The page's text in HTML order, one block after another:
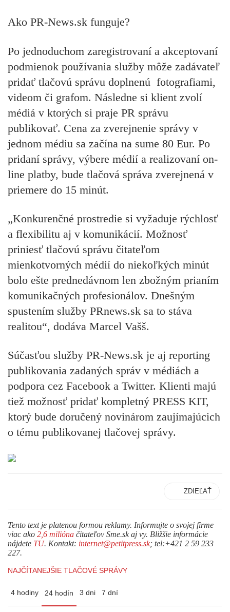
Ako PR-News.sk funguje?
Po jednoduchom zaregistrovaní a akceptovaní
podmienok používania služby môže zadávateľ
pridať tlačovú správu doplnenú fotografiami,
videom či grafom. Následne si klient zvolí
médiá v ktorých si praje PR správu
publikovať. Cena za zverejnenie správy v
jednom médiu sa začína na sume 80 Eur. Po
pridaní správy, výbere médií a realizovaní on-
line platby, bude tlačová správa zverejnená v
priemere do 15 minút.
„Konkurenčné prostredie si vyžaduje rýchlosť
a flexibilitu aj v komunikácií. Možnosť
priniesť tlačovú správu čitateľom
mienkotvorných médií do niekoľkých minút
bolo ešte prednedávnom len zbožným prianím
komunikačných profesionálov. Dnešným
spustením služby PRnews.sk sa to stáva
realitou“, dodáva Marcel Vašš.
Súčasťou služby PR-News.sk je aj reporting
publikovania zadaných správ v médiách a
podpora cez Facebook a Twitter. Klienti majú
tiež možnosť pridať kompletný PRESS KIT,
ktorý bude doručený novinárom zaujímajúcich
o tému publikovanej tlačovej správy.
ZDIEĽAŤ
Tento text je platenou formou reklamy. Informujte o svojej firme
viac ako 2,6 milióna čitateľov Sme.sk aj vy. Bližšie informácie
nájdete TU. Kontakt: internet@petitpress.sk; tel:+421 2 59 233
227.
NAJČÍTANEJŠIE TLAČOVÉ SPRÁVY
4 hodiny 24 hodín 3 dni 7 dní